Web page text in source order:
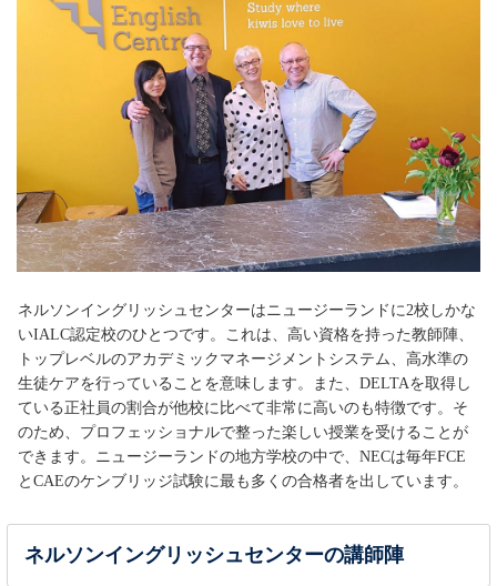
ネルソンイングリッシュセンターはニュージーランドに2校しかな
いIALC認定校のひとつです。これは、高い資格を持った教師陣、
トップレベルのアカデミックマネージメントシステム、高水準の
生徒ケアを行っていることを意味します。また、DELTAを取得し
ている正社員の割合が他校に比べて非常に高いのも特徴です。そ
のため、プロフェッショナルで整った楽しい授業を受けることが
できます。ニュージーランドの地方学校の中で、NECは毎年FCE
とCAEのケンブリッジ試験に最も多くの合格者を出しています。
ネルソンイングリッシュセンターの講師陣